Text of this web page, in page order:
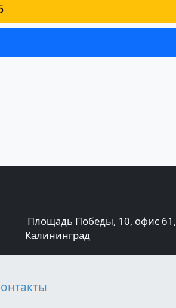
Площадь Победы, 10, офис 61,
Калининград